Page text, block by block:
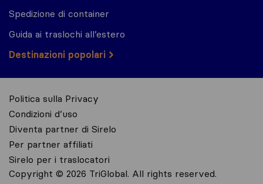
Spedizione di container
Guida ai traslochi all’estero
Destinazioni popolari
Politica sulla Privacy
Condizioni d’uso
Diventa partner di Sirelo
Per partner affiliati
Sirelo per i traslocatori
Copyright © 2026 TriGlobal. All rights reserved.